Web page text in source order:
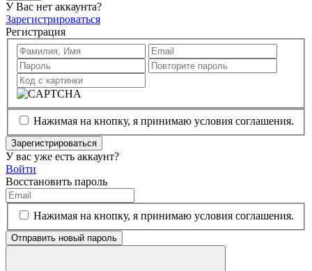
У Вас нет аккаунта?
Зарегистрироваться
Регистрация
Нажимая на кнопку, я принимаю условия соглашения.
Зарегистрироваться
У вас уже есть аккаунт?
Войти
Восстановить пароль
Нажимая на кнопку, я принимаю условия соглашения.
Отправить новый пароль